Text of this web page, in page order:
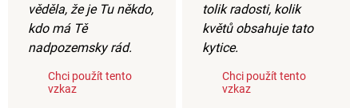
věděla, že je Tu někdo,
kdo má Tě
nadpozemsky rád.
Chci použít tento
vzkaz
tolik radosti, kolik
květů obsahuje tato
kytice.
Chci použít tento
vzkaz